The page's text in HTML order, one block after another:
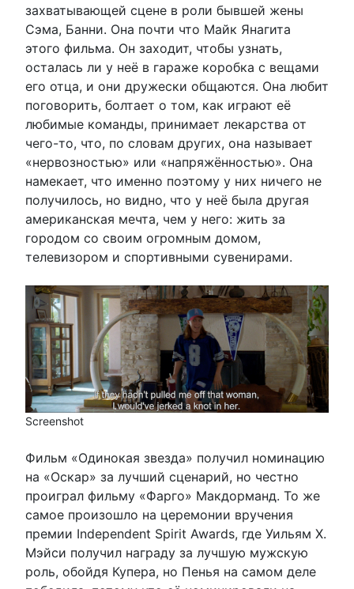
захватывающей сцене в роли бывшей жены
Сэма, Банни. Она почти что Майк Янагита
этого фильма. Он заходит, чтобы узнать,
осталась ли у неё в гараже коробка с вещами
его отца, и они дружески общаются. Она любит
поговорить, болтает о том, как играют её
любимые команды, принимает лекарства от
чего-то, что, по словам других, она называет
«нервозностью» или «напряжённостью». Она
намекает, что именно поэтому у них ничего не
получилось, но видно, что у неё была другая
американская мечта, чем у него: жить за
городом со своим огромным домом,
телевизором и спортивными сувенирами.
Screenshot
Фильм «Одинокая звезда» получил номинацию
на «Оскар» за лучший сценарий, но честно
проиграл фильму «Фарго» Макдорманд. То же
самое произошло на церемонии вручения
премии Independent Spirit Awards, где Уильям Х.
Мэйси получил награду за лучшую мужскую
роль, обойдя Купера, но Пенья на самом деле